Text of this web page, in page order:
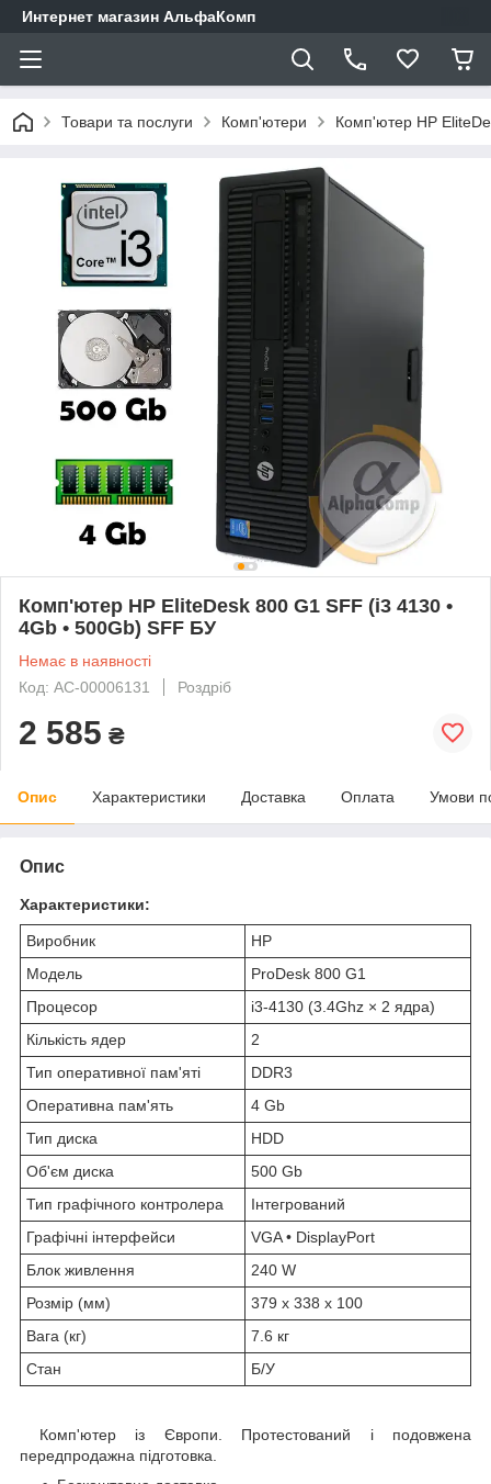
Интернет магазин АльфаКомп
Товари та послуги Комп'ютери Комп'ютер HP
Комп'ютер HP EliteDesk 800 G1 SFF (i3 4130 •
4Gb • 500Gb) SFF БУ
Немає в наявності
Код: AC-00006131
Роздріб
2 585 ₴
Опис Характеристики Доставка Оплата Умови
Опис
Характеристики:
Виробник
HP
Модель
ProDesk 800 G1
Процесор
i3-4130 (3.4Ghz × 2 ядра)
Кількість ядер
2
Тип оперативної пам'яті
DDR3
Оперативна пам'ять
4 Gb
Тип диска
HDD
Об'єм диска
500 Gb
Тип графічного контролера
Інтегрований
Графічні інтерфейси
VGA • DisplayPort
Блок живлення
240 W
Розмір (мм)
379 x 338 x 100
Вага (кг)
7.6 кг
Стан
Б/У
Комп'ютер із Європи. Протестований і подовжена
передпродажна підготовка.